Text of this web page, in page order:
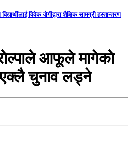
विवेक योगीद्वारा शैक्षिक सामग्री हस्तान्तरण
आफूले मागेको
चुनाव लड्ने